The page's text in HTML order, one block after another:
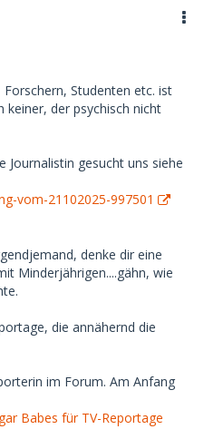
Studenten etc. ist
keiner, der psychisch nicht
Journalistin gesucht uns siehe
vom-21102025-997501
denke dir eine
Minderjährigen....gähn, wie
die annähernd die
im Forum. Am Anfang
Babes für TV-Reportage